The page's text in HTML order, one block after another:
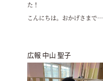
た！
こんにちは。おかげさまで…
広報 中山 聖子